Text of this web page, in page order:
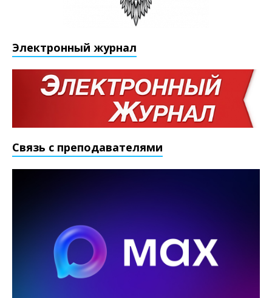
Электронный журнал
Связь с преподавателями